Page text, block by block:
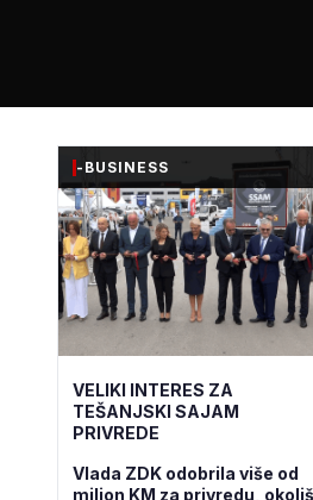
-BUSINESS
VELIKI INTERES ZA
TEŠANJSKI SAJAM
PRIVREDE
Vlada ZDK odobrila više od
milion KM za privredu, okoliš